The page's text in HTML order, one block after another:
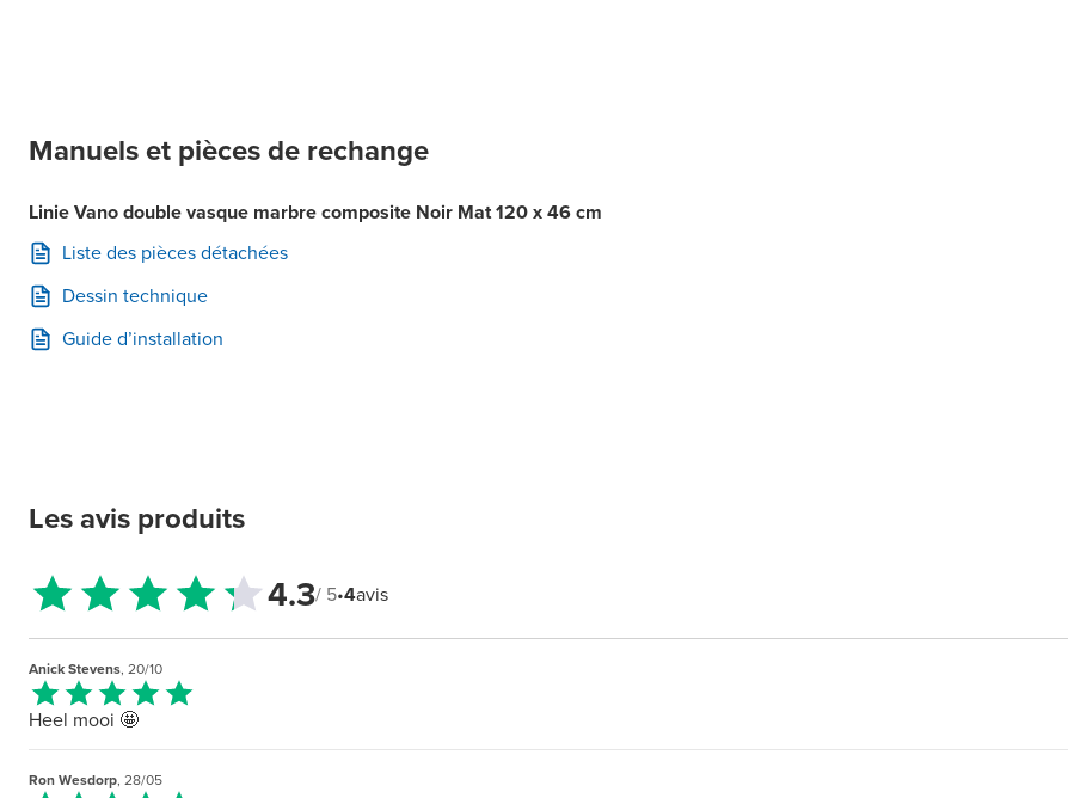
Manuels et pièces de rechange
Linie Vano double vasque marbre composite Noir Mat 120 x 46 cm
Liste des pièces détachées
Dessin technique
Guide d’installation
Les avis produits
4.3/ 5•4avis
Anick Stevens, 20/10
Heel mooi 🤩
Ron Wesdorp, 28/05